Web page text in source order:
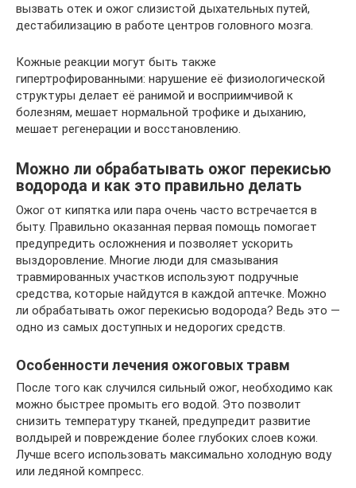
вызвать отек и ожог слизистой дыхательных путей,
дестабилизацию в работе центров головного мозга.
Кожные реакции могут быть также
гипертрофированными: нарушение её физиологической
структуры делает её ранимой и восприимчивой к
болезням, мешает нормальной трофике и дыханию,
мешает регенерации и восстановлению.
Можно ли обрабатывать ожог перекисью
водорода и как это правильно делать
Ожог от кипятка или пара очень часто встречается в
быту. Правильно оказанная первая помощь помогает
предупредить осложнения и позволяет ускорить
выздоровление. Многие люди для смазывания
травмированных участков используют подручные
средства, которые найдутся в каждой аптечке. Можно
ли обрабатывать ожог перекисью водорода? Ведь это —
одно из самых доступных и недорогих средств.
Особенности лечения ожоговых травм
После того как случился сильный ожог, необходимо как
можно быстрее промыть его водой. Это позволит
снизить температуру тканей, предупредит развитие
волдырей и повреждение более глубоких слоев кожи.
Лучше всего использовать максимально холодную воду
или ледяной компресс.